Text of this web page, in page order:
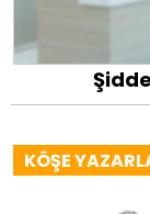
KÖŞE